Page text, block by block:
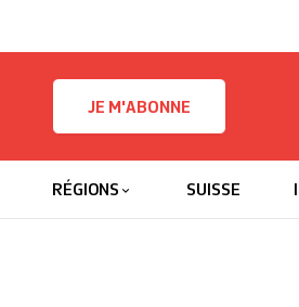
JE M'ABONNE
RÉGIONS
SUISSE